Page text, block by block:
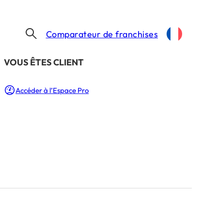
​VOUS ÊTES CLIENT
Accéder à l’Espace Pro
Comparateur de franchises
30 agences
le territoire